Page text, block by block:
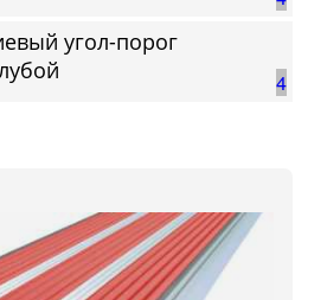
4
угол-порог